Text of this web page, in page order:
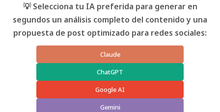
💡 Selecciona tu IA preferida para generar en
segundos un análisis completo del contenido y una
propuesta de post optimizado para redes sociales:
Claude
ChatGPT
Google AI
Gemini